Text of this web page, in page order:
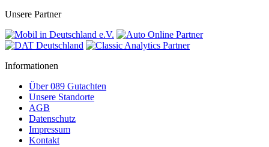
Unsere Partner
Informationen
Über 089 Gutachten
Unsere Standorte
AGB
Datenschutz
Impressum
Kontakt